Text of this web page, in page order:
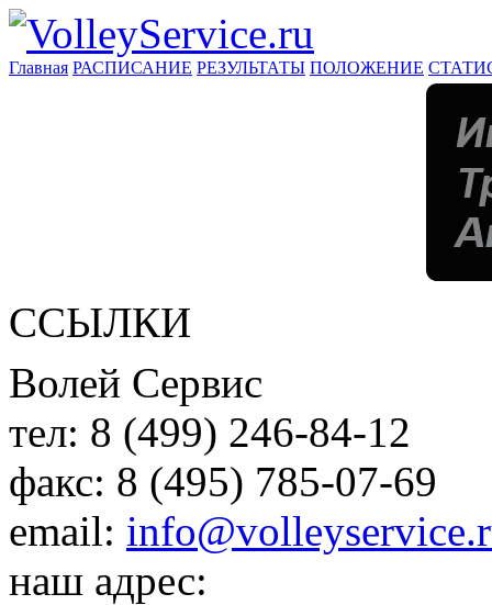
Главная РАСПИСАНИЕ РЕЗУЛЬТАТЫ ПОЛОЖЕНИЕ
ССЫЛКИ
Волей Сервис
тел: 8 (499) 246-84-12
факс: 8 (495) 785-07-69
email:
наш адрес: